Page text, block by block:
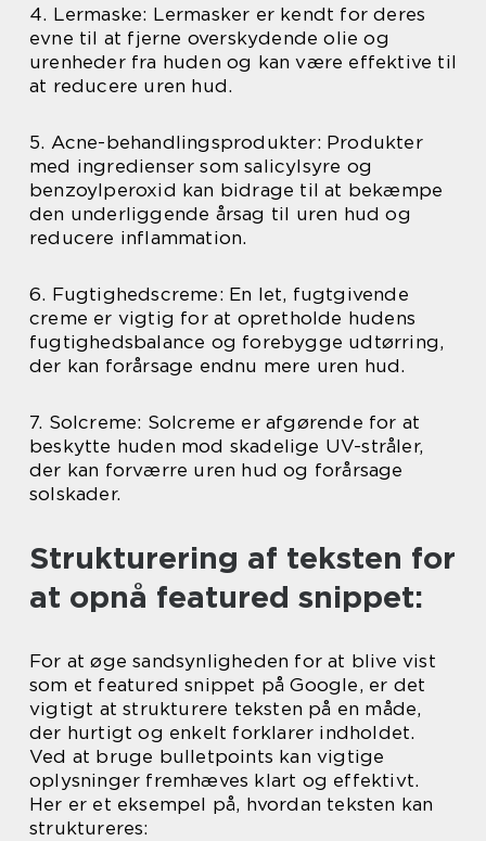
4. Lermaske: Lermasker er kendt for deres
evne til at fjerne overskydende olie og
urenheder fra huden og kan være effektive til
at reducere uren hud.
5. Acne-behandlingsprodukter: Produkter
med ingredienser som salicylsyre og
benzoylperoxid kan bidrage til at bekæmpe
den underliggende årsag til uren hud og
reducere inflammation.
6. Fugtighedscreme: En let, fugtgivende
creme er vigtig for at opretholde hudens
fugtighedsbalance og forebygge udtørring,
der kan forårsage endnu mere uren hud.
7. Solcreme: Solcreme er afgørende for at
beskytte huden mod skadelige UV-stråler,
der kan forværre uren hud og forårsage
solskader.
Strukturering af teksten for
at opnå featured snippet:
For at øge sandsynligheden for at blive vist
som et featured snippet på Google, er det
vigtigt at strukturere teksten på en måde,
der hurtigt og enkelt forklarer indholdet.
Ved at bruge bulletpoints kan vigtige
oplysninger fremhæves klart og effektivt.
Her er et eksempel på, hvordan teksten kan
struktureres: